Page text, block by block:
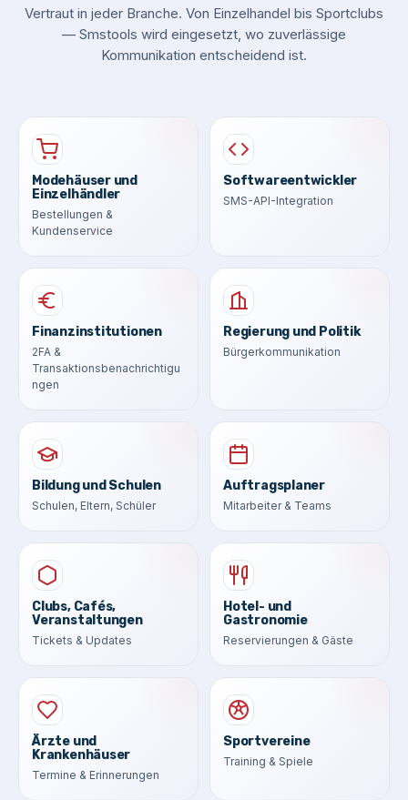
Vertraut in jeder Branche. Von Einzelhandel bis Sportclubs
— Smstools wird eingesetzt, wo zuverlässige
Kommunikation entscheidend ist.
Modehäuser und
Einzelhändler
Bestellungen &
Kundenservice
Softwareentwickler
SMS-API-Integration
Finanzinstitutionen
2FA &
Transaktionsbenachrichtigu
ngen
Regierung und Politik
Bürgerkommunikation
Bildung und Schulen
Schulen, Eltern, Schüler
Auftragsplaner
Mitarbeiter & Teams
Clubs, Cafés,
Veranstaltungen
Tickets & Updates
Hotel- und
Gastronomie
Reservierungen & Gäste
Ärzte und
Krankenhäuser
Termine & Erinnerungen
Sportvereine
Training & Spiele